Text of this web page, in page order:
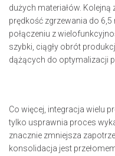
dużych materiałów.
prędkość zgrzewania do
połączeniu z
szybki, ciągły obrót
dążących do optymalizacji
Co więcej, integracja wielu
tylko usprawnia proces
znacznie zmniejsza
konsolidacja jest